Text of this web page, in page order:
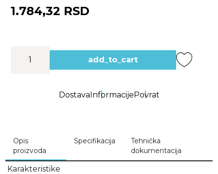
1.784,32 RSD
add_to_cart
DostavaInformacijePovrat
Opis
proizvoda
Specifikacija
Tehnička
dokumentacija
Karakteristike